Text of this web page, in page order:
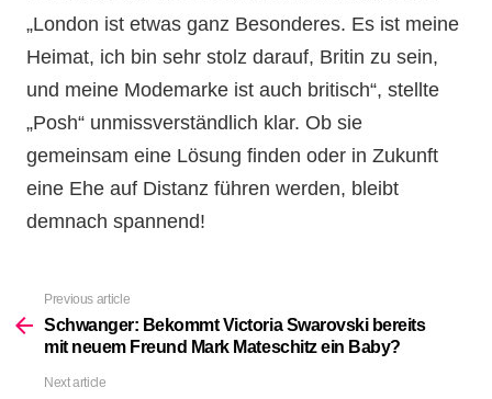
„London ist etwas ganz Besonderes. Es ist meine
Heimat, ich bin sehr stolz darauf, Britin zu sein,
und meine Modemarke ist auch britisch“, stellte
„Posh“ unmissverständlich klar. Ob sie
gemeinsam eine Lösung finden oder in Zukunft
eine Ehe auf Distanz führen werden, bleibt
demnach spannend!
more
Previous article
Schwanger: Bekommt Victoria Swarovski bereits
mit neuem Freund Mark Mateschitz ein Baby?
Next article